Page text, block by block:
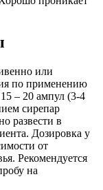
или
по применению
– 20 ампул (3-4
сирепар
развести в
Дозировка у
от
Рекомендуется
на